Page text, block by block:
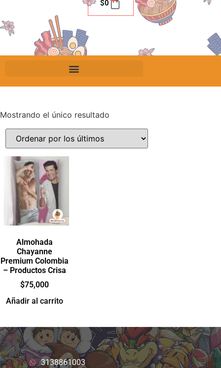
$0
Mostrando el único resultado
Almohada
Chayanne
Premium Colombia
– Productos Crisa
$75,000
Añadir al carrito
3138861003